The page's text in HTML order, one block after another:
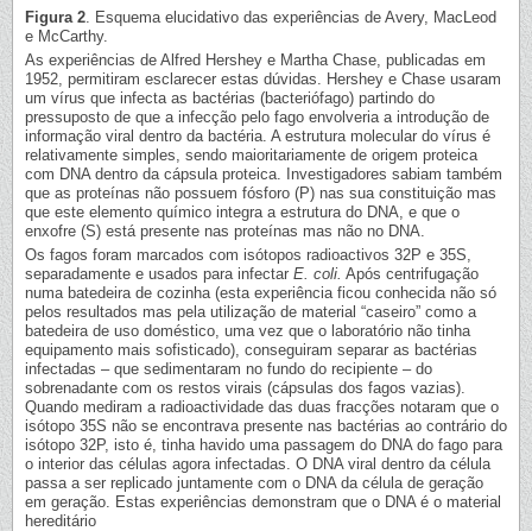
Figura 2 . Esquema elucidativo das experiências de Avery, MacLeod
e McCarthy.
As experiências de Alfred Hershey e Martha Chase, publicadas em
1952, permitiram esclarecer estas dúvidas. Hershey e Chase usaram
um vírus que infecta as bactérias (bacteriófago) partindo do
pressuposto de que a infecção pelo fago envolveria a introdução de
informação viral dentro da bactéria. A estrutura molecular do vírus é
relativamente simples, sendo maioritariamente de origem proteica
com DNA dentro da cápsula proteica. Investigadores sabiam também
que as proteínas não possuem fósforo (P) nas sua constituição mas
que este elemento químico integra a estrutura do DNA, e que o
enxofre (S) está presente nas proteínas mas não no DNA.
Os fagos foram marcados com isótopos radioactivos 32P e 35S,
separadamente e usados para infectar E. coli. Após centrifugação
numa batedeira de cozinha (esta experiência ficou conhecida não só
pelos resultados mas pela utilização de material “caseiro” como a
batedeira de uso doméstico, uma vez que o laboratório não tinha
equipamento mais sofisticado), conseguiram separar as bactérias
infectadas – que sedimentaram no fundo do recipiente – do
sobrenadante com os restos virais (cápsulas dos fagos vazias).
Quando mediram a radioactividade das duas fracções notaram que o
isótopo 35S não se encontrava presente nas bactérias ao contrário do
isótopo 32P, isto é, tinha havido uma passagem do DNA do fago para
o interior das células agora infectadas. O DNA viral dentro da célula
passa a ser replicado juntamente com o DNA da célula de geração
em geração. Estas experiências demonstram que o DNA é o material
hereditário